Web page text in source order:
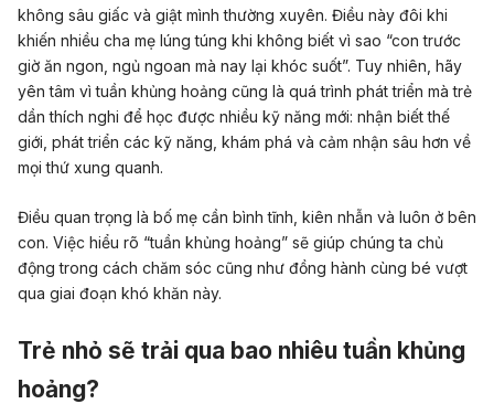
không sâu giấc và giật mình thường xuyên. Điều này đôi khi
khiến nhiều cha mẹ lúng túng khi không biết vì sao “con trước
giờ ăn ngon, ngủ ngoan mà nay lại khóc suốt”. Tuy nhiên, hãy
yên tâm vì tuần khủng hoảng cũng là quá trình phát triển mà trẻ
dần thích nghi để học được nhiều kỹ năng mới: nhận biết thế
giới, phát triển các kỹ năng, khám phá và cảm nhận sâu hơn về
mọi thứ xung quanh.
Điều quan trọng là bố mẹ cần bình tĩnh, kiên nhẫn và luôn ở bên
con. Việc hiểu rõ “tuần khủng hoảng” sẽ giúp chúng ta chủ
động trong cách chăm sóc cũng như đồng hành cùng bé vượt
qua giai đoạn khó khăn này.
Trẻ nhỏ sẽ trải qua bao nhiêu tuần khủng
hoảng?